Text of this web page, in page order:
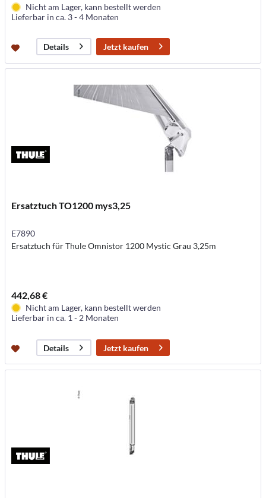
Nicht am Lager, kann bestellt werden
Lieferbar in ca. 3 - 4 Monaten
Details Jetzt kaufen
Ersatztuch TO1200 mys3,25
E7890
Ersatztuch für Thule Omnistor 1200 Mystic Grau 3,25m
442,68 €
Nicht am Lager, kann bestellt werden
Lieferbar in ca. 1 - 2 Monaten
Details Jetzt kaufen